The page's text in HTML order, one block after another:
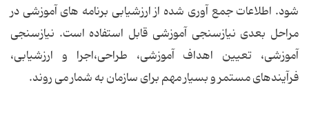
شود. اطلاعات جمع آوری شده از ارزشیابی برنامه های آموزشی در
مراحل بعدی نیازسنجی آموزشی قابل استفاده است. نیازسنجی
آموزشی، تعیین اهداف آموزشی، طراحی،اجرا و ارزشیابی،
فرآیندهای مستمر و بسیار مهم برای سازمان به شمار می روند.